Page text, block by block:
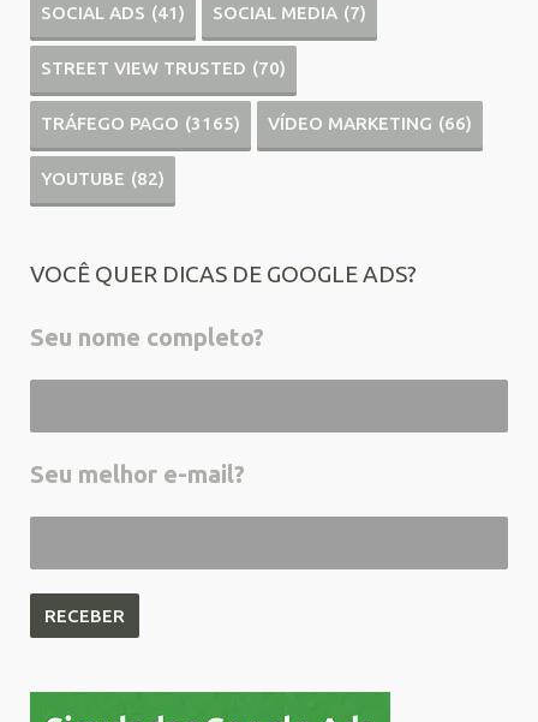
SOCIAL ADS (41) SOCIAL MEDIA (7)
STREET VIEW TRUSTED (70)
TRÁFEGO PAGO (3165) VÍDEO MARKETING (66)
YOUTUBE (82)
VOCÊ QUER DICAS DE GOOGLE ADS?
Seu nome completo?
Seu melhor e-mail?